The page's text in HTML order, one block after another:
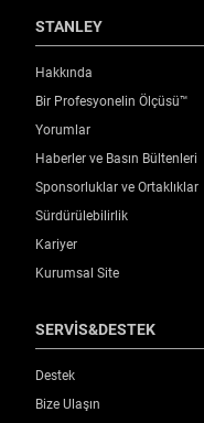
STANLEY
Hakkında
Bir Profesyonelin Ölçüsü™
Yorumlar
Haberler ve Basın Bültenleri
Sponsorluklar ve Ortaklıklar
Sürdürülebilirlik
Kariyer
Kurumsal Site
SERVİS&DESTEK
Destek
Bize Ulaşın